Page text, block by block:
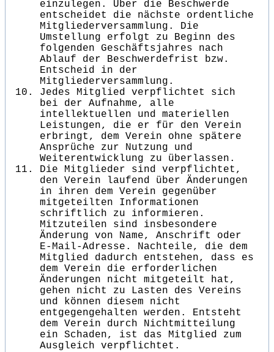
einzulegen. Über die Beschwerde
entscheidet die nächste ordentliche
Mitgliederversammlung. Die
Umstellung erfolgt zu Beginn des
folgenden Geschäftsjahres nach
Ablauf der Beschwerdefrist bzw.
Entscheid in der
Mitgliederversammlung.
Jedes Mitglied verpflichtet sich
bei der Aufnahme, alle
intellektuellen und materiellen
Leistungen, die er für den Verein
erbringt, dem Verein ohne spätere
Ansprüche zur Nutzung und
Weiterentwicklung zu überlassen.
Die Mitglieder sind verpflichtet,
den Verein laufend über Änderungen
in ihren dem Verein gegenüber
mitgeteilten Informationen
schriftlich zu informieren.
Mitzuteilen sind insbesondere
Änderung von Name, Anschrift oder
E-Mail-Adresse. Nachteile, die dem
Mitglied dadurch entstehen, dass es
dem Verein die erforderlichen
Änderungen nicht mitgeteilt hat,
gehen nicht zu Lasten des Vereins
und können diesem nicht
entgegengehalten werden. Entsteht
dem Verein durch Nichtmitteilung
ein Schaden, ist das Mitglied zum
Ausgleich verpflichtet.